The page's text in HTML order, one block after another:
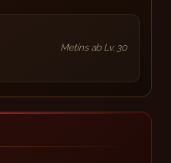
Metins ab Lv. 30